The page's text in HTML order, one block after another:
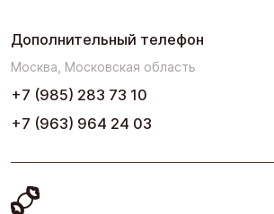
Дополнительный телефон
Москва, Московская область
+7 (985) 283 73 10
+7 (963) 964 24 03